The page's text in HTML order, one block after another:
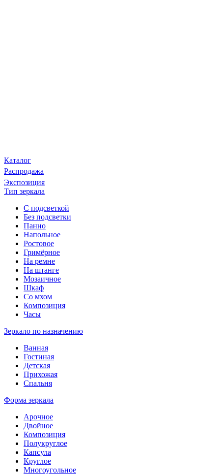
Каталог
Распродажа
Экспозиция
Тип зеркала
С подсветкой
Без подсветки
Панно
Напольное
Ростовое
Гримёрное
На ремне
На штанге
Мозаичное
Шкаф
Со мхом
Композиция
Часы
Зеркало по назначению
Ванная
Гостиная
Детская
Прихожая
Спальня
Форма зеркала
Арочное
Двойное
Композиция
Полукруглое
Капсула
Круглое
Многоугольное